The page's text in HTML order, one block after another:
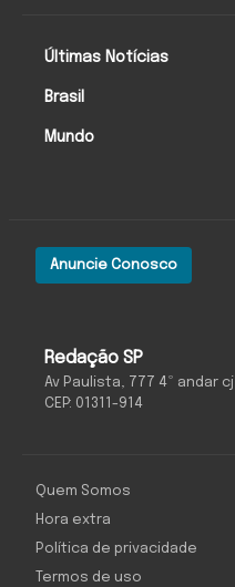
Redação SP
Av Paulista, 777 4º andar
CEP: 01311-914
Anuncie Conosco
Últimas Notícias
Brasil
Mundo
Quem Somos
Hora extra
Política de privacidade
Termos de uso